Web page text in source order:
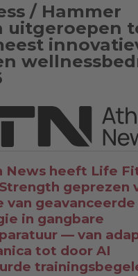
/ Hammer
uitgeroepen
News heeft Life
geprezen
van geavanceerde
in gangbare
— van
tot door AI